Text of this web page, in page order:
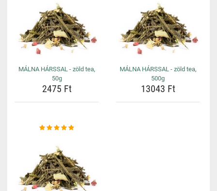
MÁLNA HÁRSSAL - zöld tea,
50g
2475 Ft
MÁLNA HÁRSSAL - zöld tea,
500g
13043 Ft